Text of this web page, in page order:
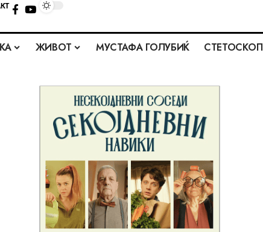
ЖИВОТ МУСТАФА ГОЛУБИЌ СТЕТОСКОП